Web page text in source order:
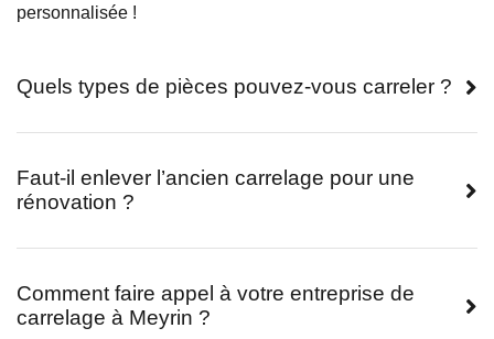
personnalisée !
Quels types de pièces pouvez-vous carreler ?
Faut-il enlever l’ancien carrelage pour une
rénovation ?
Comment faire appel à votre entreprise de
carrelage à Meyrin ?